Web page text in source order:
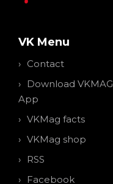
VK Menu
Contact
Download VKMAG
App
VKMag facts
VKMag shop
RSS
Facebook